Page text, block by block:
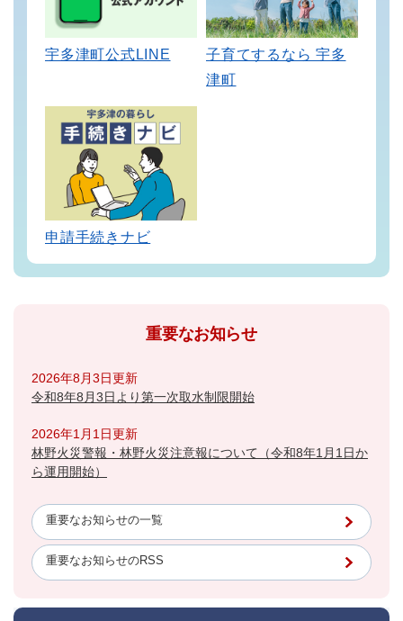
宇多津町公式LINE
子育てするなら 宇多
津町
申請手続きナビ
重要なお知らせ
2026年8月3日更新
令和8年8月3日より第一次取水制限開始
2026年1月1日更新
林野火災警報・林野火災注意報について（令和8年1月1日か
ら運用開始）
重要なお知らせの一覧
重要なお知らせのRSS